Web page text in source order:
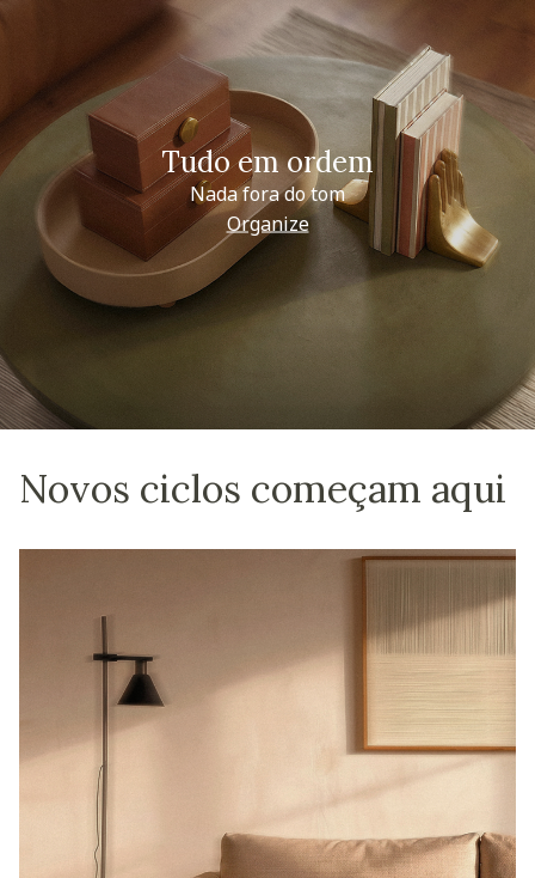
Tudo em ordem
Nada fora do tom
Organize
Novos ciclos começam aqui